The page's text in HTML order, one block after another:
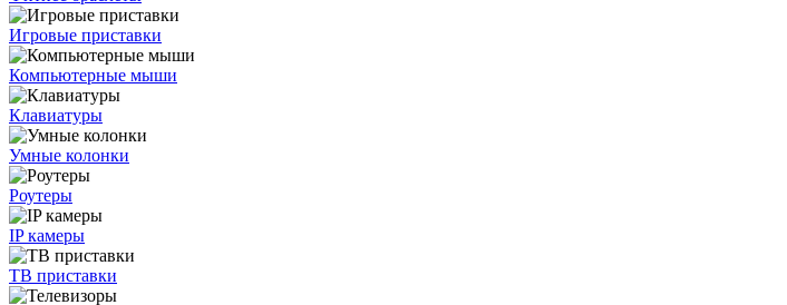
Игровые приставки
Компьютерные мыши
Клавиатуры
Умные колонки
Роутеры
IP камеры
ТВ приставки